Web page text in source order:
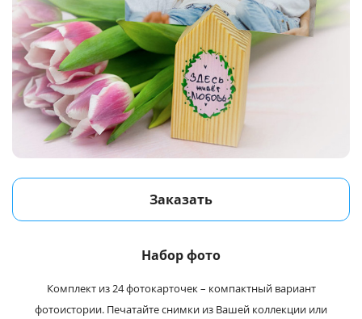
Заказать
Набор фото
Комплект из 24 фотокарточек – компактный вариант
фотоистории. Печатайте снимки из Вашей коллекции или